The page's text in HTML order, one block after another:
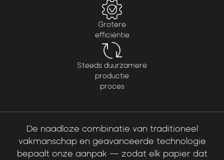
Grotere
efficiëntie
Steeds duurzamere
productie
proces
De naadloze combinatie van traditioneel
vakmanschap en geavanceerde technologie
bepaalt onze aanpak — zodat elk papier dat